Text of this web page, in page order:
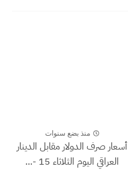
منذ بضع سنوات
أسعار صرف الدولار مقابل الدينار
العراقي اليوم الثلاثاء 15 -...